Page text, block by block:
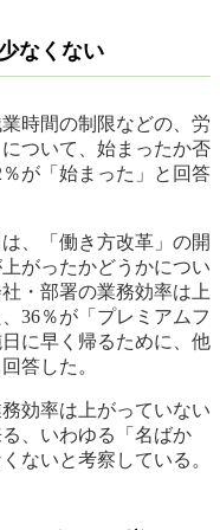
なくない
時間の制限などの、労
ついて、始まったか否
が「始まった」と回答
、「働き方改革」の開
がったかどうかについ
・部署の業務効率は上
36％が「プレミアムフ
に早く帰るために、他
答した。
効率は上がっていない
、いわゆる「名ばか
ないと考察している。